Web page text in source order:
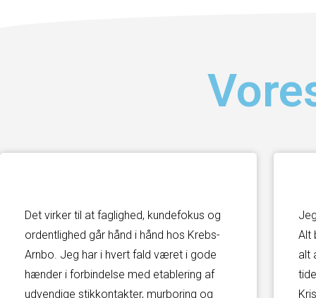
Det virker til at faglighed, kundefokus og
ordentlighed går hånd i hånd hos Krebs-
Arnbo. Jeg har i hvert fald været i gode
hænder i forbindelse med etablering af
udvendige stikkontakter, murboring og
Alt
alt